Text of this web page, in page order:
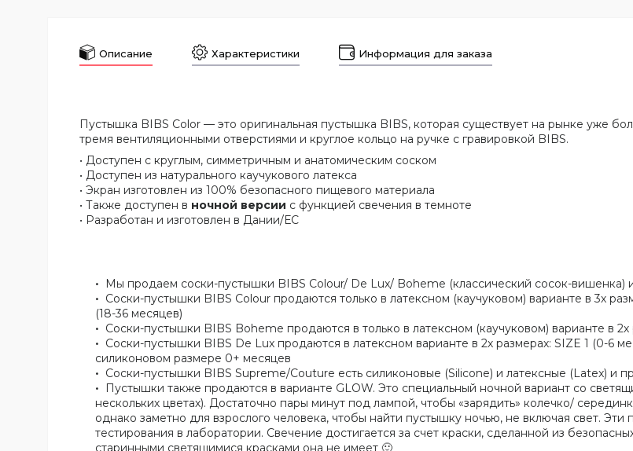
Описание Характеристики Информация для заказа
Пустышка BIBS Color — это оригинальная пустышка BIBS, которая существует на рынке уже
тремя вентиляционными отверстиями и круглое кольцо на ручке с гравировкой BIBS.
• Доступен с круглым, симметричным и анатомическим соском
• Доступен из натурального каучукового латекса
• Экран изготовлен из 100% безопасного пищевого материала
• Также доступен в ночной версии с функцией свечения в темноте
• Разработан и изготовлен в Дании/ЕС
Мы продаем соски-пустышки BIBS Colour/ De Lux/ Boheme (классический сосок-вишенка)
Соски-пустышки BIBS Colour продаются только в латексном (каучуковом) варианте в 3х
(18-36 месяцев)
Соски-пустышки BIBS Boheme продаются в только в латексном (каучуковом) варианте в
Соски-пустышки BIBS De Lux продаются в латексном варианте в 2х размерах: SIZE 1 (0-6
силиконовом размере 0+ месяцев
Соски-пустышки BIBS Supreme/Couture есть силиконовые (Silicone) и латексные (Latex) и
Пустышки также продаются в варианте GLOW. Это специальный ночной вариант со
нескольких цветах). Достаточно пары минут под лампой, чтобы «зарядить» колечко/
однако заметно для взрослого человека, чтобы найти пустышку ночью, не включая свет.
тестирования в лаборатории. Свечение достигается за счет краски, сделанной из
старинными светящимися красками она не имеет 🙂